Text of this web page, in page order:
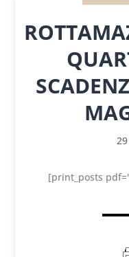
[print_posts